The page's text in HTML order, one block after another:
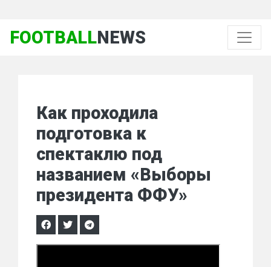
FOOTBALLNEWS
Как проходила
подготовка к
спектаклю под
названием «Выборы
президента ФФУ»